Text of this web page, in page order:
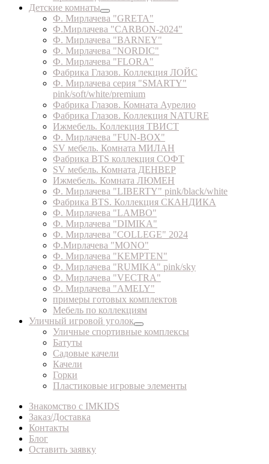
Детские комнаты
Ф. Мирлачева "GRETA"
Ф.Мирлачева "CARBON-2024"
Ф. Мирлачева "BARNEY"
Ф. Мирлачева "NORDIC"
Ф. Мирлачева "FLORA"
Фабрика Глазов. Коллекция ЛОЙС
Ф. Мирлачева серия "SMARTY"
pink/soft/white/premium
Фабрика Глазов. Комната Аурелио
Фабрика Глазов. Коллекция NATURE
Ижмебель. Коллекция ТВИСТ
Ф. Мирлачева "FUN-BOX"
SV мебель. Комната МИЛАН
Фабрика BTS коллекция СОФТ
SV мебель. Комната ДЕНВЕР
Ижмебель. Комната ЛЮМЕН
Ф. Мирлачева "LIBERTY" pink/black/white
Фабрика BTS. Коллекция СКАНДИКА
Ф. Мирлачева "LAMBO"
Ф. Мирлачева "DIMIKA"
Ф. Мирлачева "COLLEGE" 2024
Ф.Мирлачева "MONO"
Ф. Мирлачева "KEMPTEN"
Ф. Мирлачева "RUMIKA" pink/sky
Ф. Мирлачева "VECTRA"
Ф. Мирлачева "AMELY"
примеры готовых комплектов
Мебель по коллекциям
Уличный игровой уголок
Уличные спортивные комплексы
Батуты
Садовые качели
Качели
Горки
Пластиковые игровые элементы
Знакомство с IMKIDS
Заказ/Доставка
Контакты
Блог
Оставить заявку